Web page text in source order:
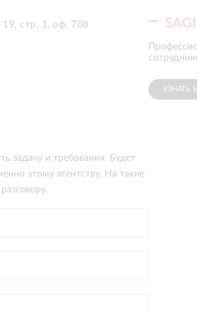
19, стр. 1, оф. 708
УЗНАТЬ
задачу и требования. Будет
этому агентству. На такие